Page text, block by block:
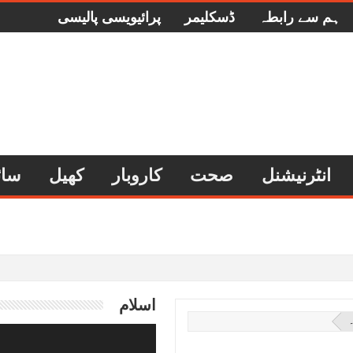
ہم سے رابطہ ڈسکلیمر پرائیویسی پالیسی
انٹرنیشنل صحت کاروبار کھیل
اسلام